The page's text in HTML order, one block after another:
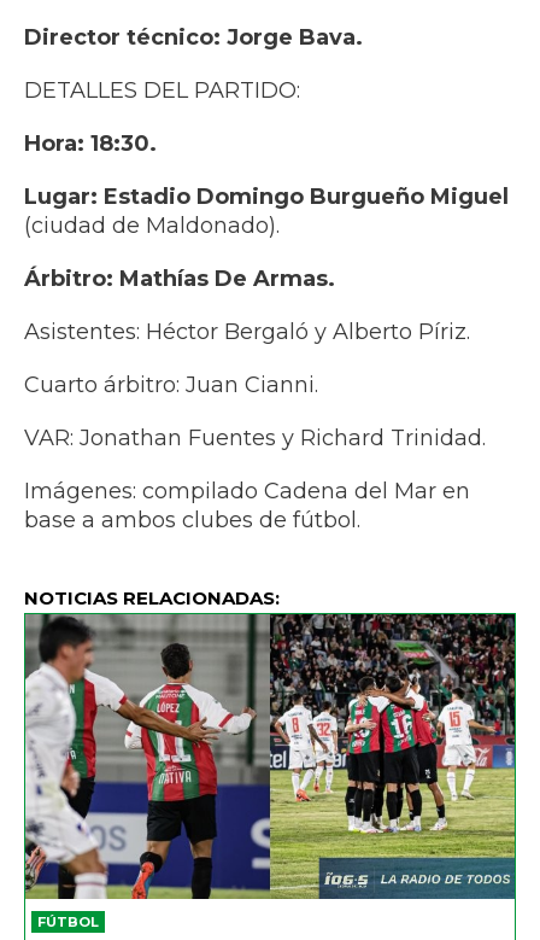
Director técnico: Jorge Bava.
DETALLES DEL PARTIDO:
Hora: 18:30.
Lugar: Estadio Domingo Burgueño Miguel
(ciudad de Maldonado).
Árbitro: Mathías De Armas.
Asistentes: Héctor Bergaló y Alberto Píriz.
Cuarto árbitro: Juan Cianni.
VAR: Jonathan Fuentes y Richard Trinidad.
Imágenes: compilado Cadena del Mar en
base a ambos clubes de fútbol.
NOTICIAS RELACIONADAS:
FÚTBOL